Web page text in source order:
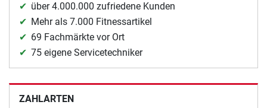
über 4.000.000 zufriedene Kunden
Mehr als 7.000 Fitnessartikel
69 Fachmärkte vor Ort
75 eigene Servicetechniker
ZAHLARTEN